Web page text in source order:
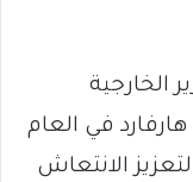
الخارجية
في العام
لتعزيز الانتعاش